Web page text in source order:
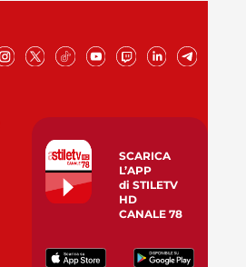
SCARICA
L’APP
di STILETV
HD
CANALE 78